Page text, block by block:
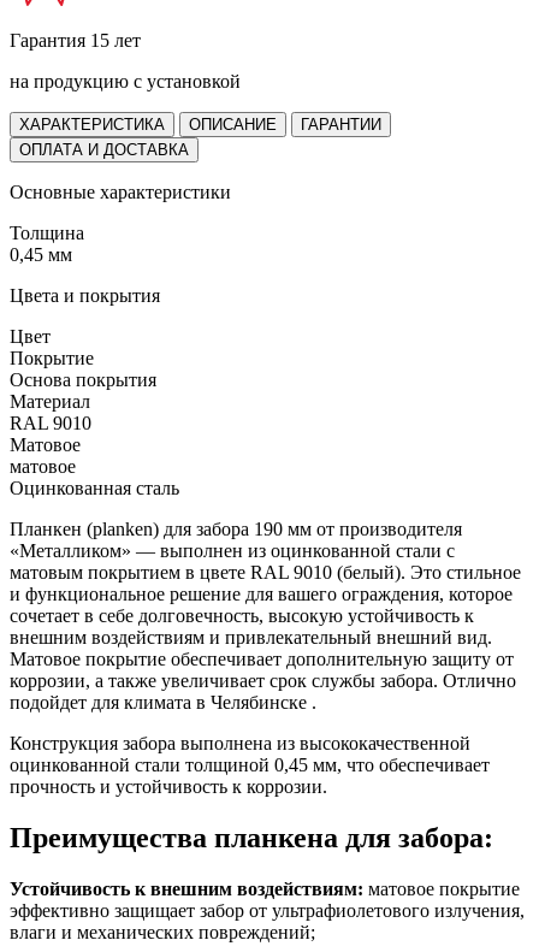
Гарантия 15 лет
на продукцию с установкой
ХАРАКТЕРИСТИКА ОПИСАНИЕ
ГАРАНТИИ
ОПЛАТА И ДОСТАВКА
Основные характеристики
Толщина
0,45 мм
Цвета и покрытия
Цвет
Покрытие
Основа покрытия
Материал
RAL 9010
Матовое
матовое
Оцинкованная сталь
Планкен (planken) для забора 190 мм от производителя
«Металликом» — выполнен из оцинкованной стали с
матовым покрытием в цвете RAL 9010 (белый). Это стильное
и функциональное решение для вашего ограждения, которое
сочетает в себе долговечность, высокую устойчивость к
внешним воздействиям и привлекательный внешний вид.
Матовое покрытие обеспечивает дополнительную защиту от
коррозии, а также увеличивает срок службы забора. Отлично
подойдет для климата в Челябинске .
Конструкция забора выполнена из высококачественной
оцинкованной стали толщиной 0,45 мм, что обеспечивает
прочность и устойчивость к коррозии.
Преимущества планкена для забора:
Устойчивость к внешним воздействиям: матовое покрытие
эффективно защищает забор от ультрафиолетового излучения,
влаги и механических повреждений;